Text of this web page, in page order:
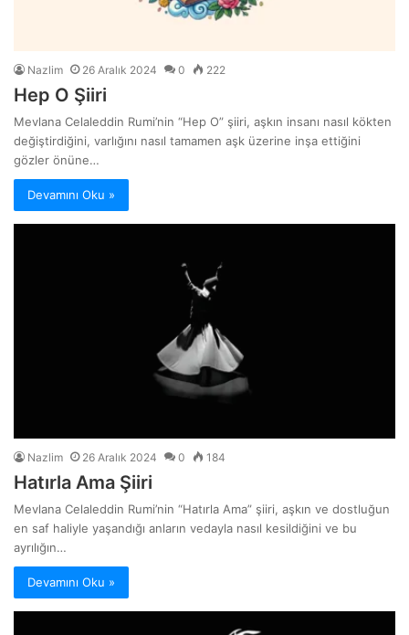
Nazlim 26 Aralık 2024 0 222
Hep O Şiiri
Mevlana Celaleddin Rumi’nin “Hep O” şiiri, aşkın insanı nasıl kökten
değiştirdiğini, varlığını nasıl tamamen aşk üzerine inşa ettiğini
gözler önüne…
Devamını Oku »
Nazlim 26 Aralık 2024 0 184
Hatırla Ama Şiiri
Mevlana Celaleddin Rumi’nin “Hatırla Ama” şiiri, aşkın ve dostluğun
en saf haliyle yaşandığı anların vedayla nasıl kesildiğini ve bu
ayrılığın…
Devamını Oku »